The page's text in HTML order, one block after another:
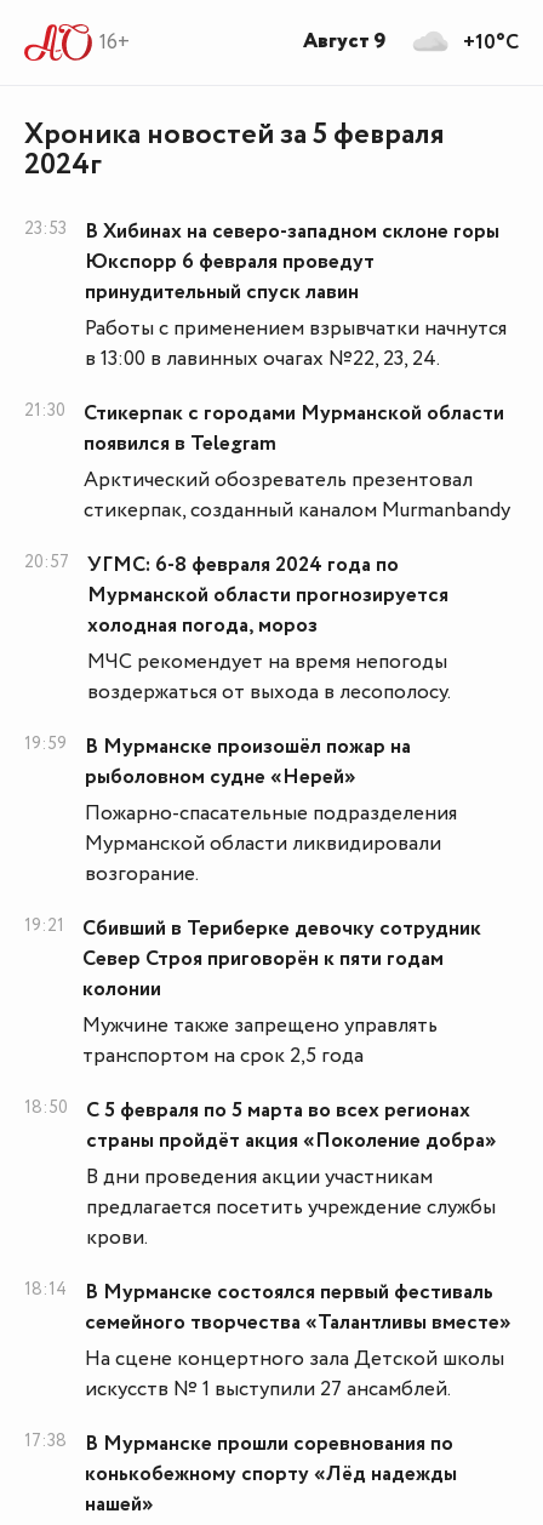
16+
Хроника новостей за 5 февраля
2024г
23:53
В Хибинах на северо-западном склоне горы
Юкспорр 6 февраля проведут
принудительный спуск лавин
Работы с применением взрывчатки начнутся
в 13:00 в лавинных очагах №22, 23, 24.
21:30
Стикерпак с городами Мурманской области
появился в Telegram
Арктический обозреватель презентовал
стикерпак, созданный каналом Murmanbandy
20:57
УГМС: 6-8 февраля 2024 года по
Мурманской области прогнозируется
холодная погода, мороз
МЧС рекомендует на время непогоды
воздержаться от выхода в лесополосу.
19:59
В Мурманске произошёл пожар на
рыболовном судне «Нерей»
Пожарно-спасательные подразделения
Мурманской области ликвидировали
возгорание.
19:21
Сбивший в Териберке девочку сотрудник
Север Строя приговорён к пяти годам
колонии
Мужчине также запрещено управлять
транспортом на срок 2,5 года
18:50
С 5 февраля по 5 марта во всех регионах
страны пройдёт акция «Поколение добра»
В дни проведения акции участникам
предлагается посетить учреждение службы
крови.
18:14
В Мурманске состоялся первый фестиваль
семейного творчества «Талантливы вместе»
На сцене концертного зала Детской школы
искусств № 1 выступили 27 ансамблей.
17:38
В Мурманске прошли соревнования по
конькобежному спорту «Лёд надежды
нашей»
+10°C
Август 9